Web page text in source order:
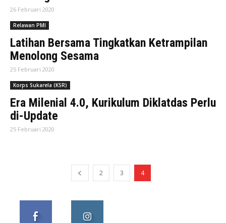
26 Februari 2020
Relawan PMI
Latihan Bersama Tingkatkan Ketrampilan
Menolong Sesama
25 Februari 2020
Korps Sukarela (KSR)
Era Milenial 4.0, Kurikulum Diklatdas Perlu
di-Update
25 Februari 2020
2 3 4